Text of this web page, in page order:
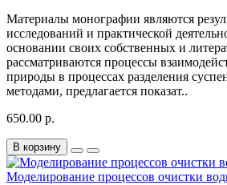
Материалы монографии являются
исследований и практической
основании своих собственных и
рассматриваются процессы
природы в процессах разделения
методами, предлагается показат..
650.00 р.
В корзину
Моделирование процессов очистки